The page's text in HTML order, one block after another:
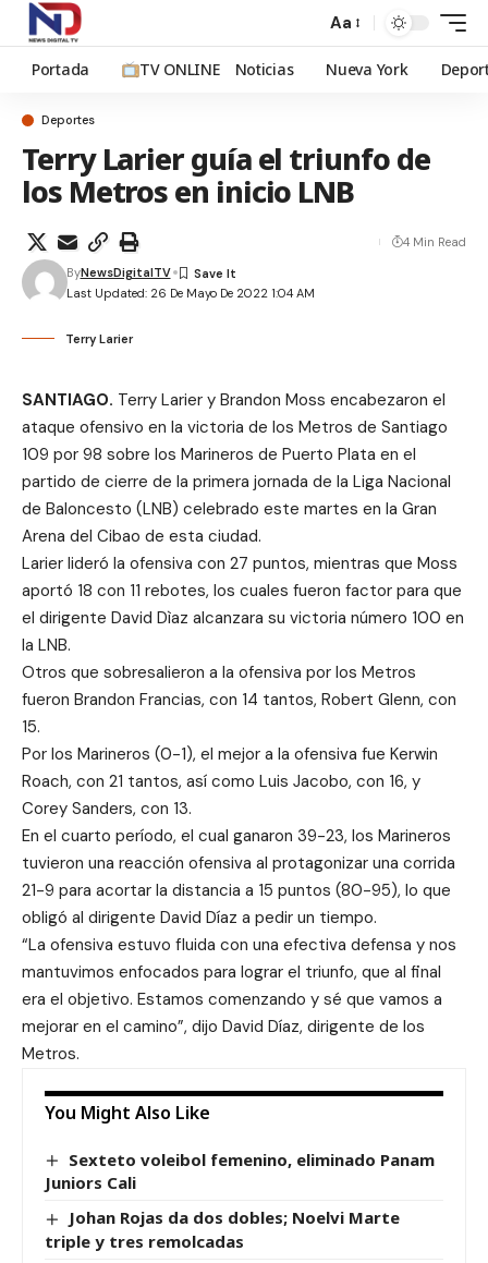
Aa
Portada TV ONLINE Noticias Nueva York
Deportes
Terry Larier guía el triunfo de
los Metros en inicio LNB
Last Updated: 26 De Mayo De 2022 1:04 AM
ByNewsDigitalTV
4 Min Read
Terry Larier
SANTIAGO. Terry Larier y Brandon Moss encabezaron el
ataque ofensivo en la victoria de los Metros de Santiago
109 por 98 sobre los Marineros de Puerto Plata en el
partido de cierre de la primera jornada de la Liga Nacional
de Baloncesto (LNB) celebrado este martes en la Gran
Arena del Cibao de esta ciudad.
Larier lideró la ofensiva con 27 puntos, mientras que Moss
aportó 18 con 11 rebotes, los cuales fueron factor para que
el dirigente David Dìaz alcanzara su victoria número 100 en
la LNB.
Otros que sobresalieron a la ofensiva por los Metros
fueron Brandon Francias, con 14 tantos, Robert Glenn, con
15.
Por los Marineros (0-1), el mejor a la ofensiva fue Kerwin
Roach, con 21 tantos, así como Luis Jacobo, con 16, y
Corey Sanders, con 13.
En el cuarto período, el cual ganaron 39-23, los Marineros
tuvieron una reacción ofensiva al protagonizar una corrida
21-9 para acortar la distancia a 15 puntos (80-95), lo que
obligó al dirigente David Díaz a pedir un tiempo.
“La ofensiva estuvo fluida con una efectiva defensa y nos
mantuvimos enfocados para lograr el triunfo, que al final
era el objetivo. Estamos comenzando y sé que vamos a
mejorar en el camino”, dijo David Díaz, dirigente de los
Metros.
You Might Also Like
Sexteto voleibol femenino, eliminado Panam
Juniors Cali
Johan Rojas da dos dobles; Noelvi Marte
triple y tres remolcadas